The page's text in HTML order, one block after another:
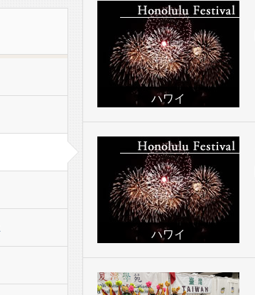
ハワイ
ハワイ